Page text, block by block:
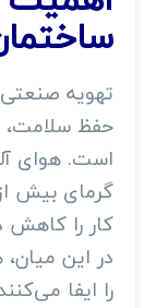
تهویه
حفظ
است. هوای
گرمای بیش
کار را کاهش
در این
را ایفا